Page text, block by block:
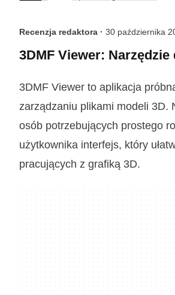
Recenzja redaktora · 30 października
3DMF Viewer:
3DMF Viewer to aplikacja
zarządzaniu plikami modeli 3D.
osób potrzebujących prostego
użytkownika interfejs, który
pracujących z grafiką 3D.